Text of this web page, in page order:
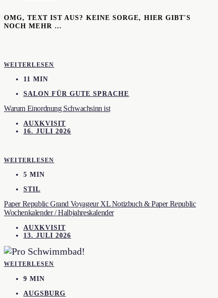
OMG, TEXT IST AUS? KEINE SORGE, HIER GIBT'S
NOCH MEHR …
WEITERLESEN
11 MIN
SALON FÜR GUTE SPRACHE
Warum Einordnung Schwachsinn ist
AUXKVISIT
16. JULI 2026
WEITERLESEN
5 MIN
STIL
Paper Republic Grand Voyageur XL Notizbuch & Paper Republic
Wochenkalender / Halbjahreskalender
AUXKVISIT
13. JULI 2026
WEITERLESEN
9 MIN
AUGSBURG